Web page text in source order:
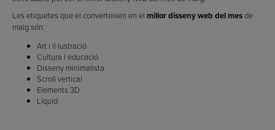
Les etiquetes que el converteixen en el millor disseny web del mesde
maig són:
Art i il·lustració
Cultura i educació
Disseny minimalista
Scroll vertical
Elements 3D
Liquid